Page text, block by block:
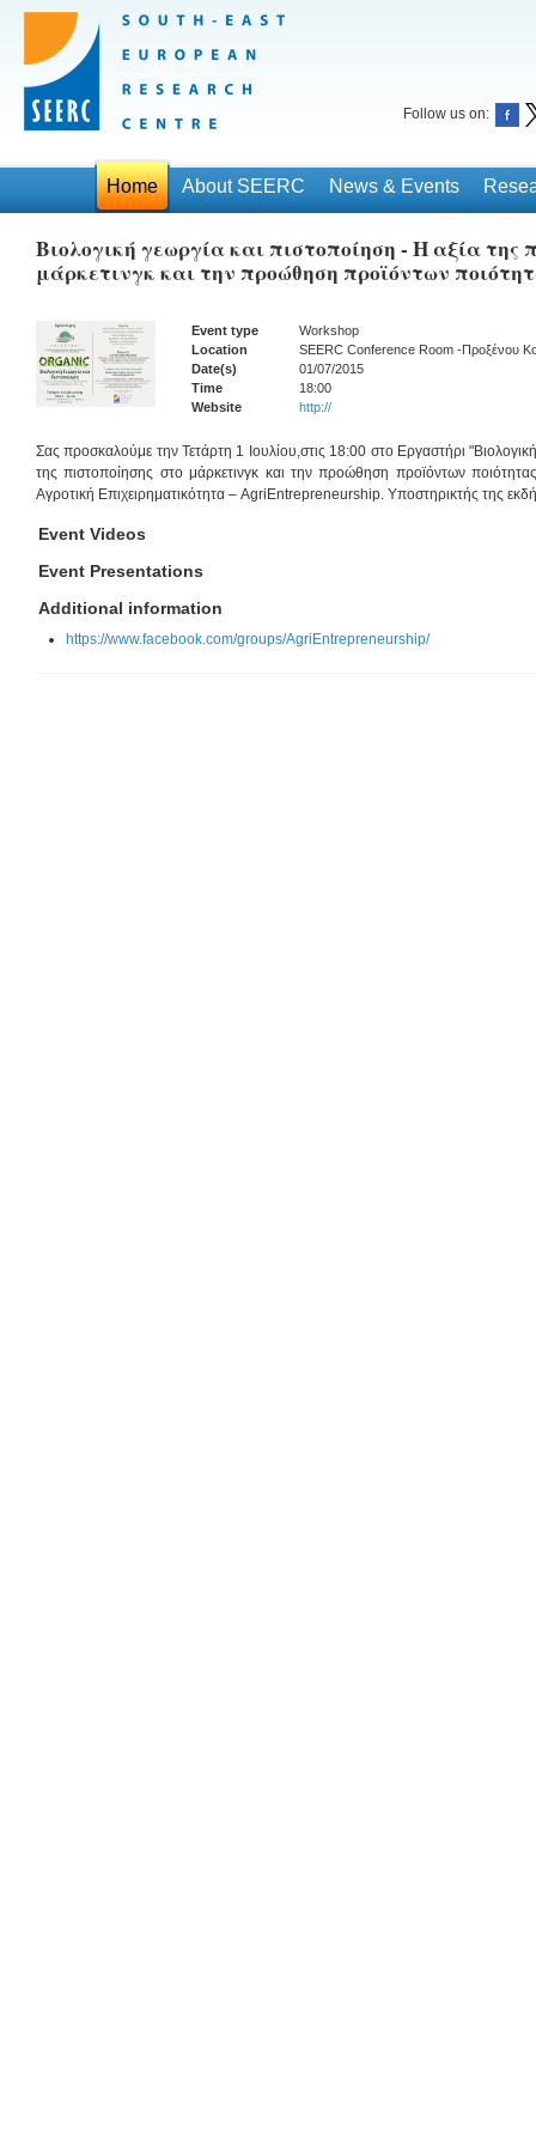
Follow us on:
Home About SEERC News & Events
Βιολογική γεωργία και πιστοποίηση - Η αξία της
μάρκετινγκ και την προώθηση προϊόντων
Event type
Workshop
Location
SEERC Conference Room -Προξένου
Date(s)
01/07/2015
Time
18:00
Website
http://
Σας προσκαλούμε την Τετάρτη 1 Ιουλίου,στις 18:00 στο Εργαστήρι
της πιστοποίησης στο μάρκετινγκ και την προώθηση προϊόντων
Αγροτική Επιχειρηματικότητα – AgriEntrepreneurship. Υποστηρικτής της
Event Videos
Event Presentations
Additional information
https://www.facebook.com/groups/AgriEntrepreneurship/